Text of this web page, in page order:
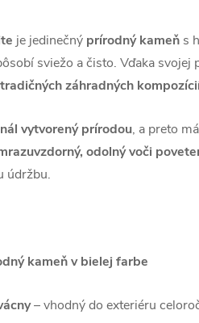
je jedinečný prírodný kameň s
sviežo a čisto. Vďaka
záhradných
vytvorený prírodou, a preto
odolný voči
údržbu.
kameň v bielej farbe
– vhodný do exteriéru